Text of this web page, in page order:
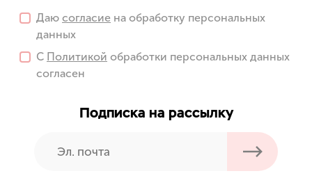
Даю согласие на обработку персональных
данных
С Политикой обработки персональных данных
согласен
Подписка на рассылку